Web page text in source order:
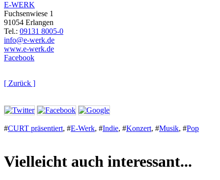
E-WERK
Fuchsenwiese 1
91054 Erlangen
Tel.: 09131 8005-0
info@e-werk.de
www.e-werk.de
Facebook
[ Zurück ]
#CURT präsentiert, #E-Werk, #Indie, #Konzert, #Musik, #Pop
Vielleicht auch interessant...